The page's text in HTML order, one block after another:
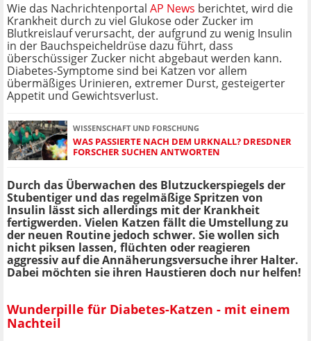
Wie das Nachrichtenportal AP News berichtet, wird die
Krankheit durch zu viel Glukose oder Zucker im
Blutkreislauf verursacht, der aufgrund zu wenig Insulin
in der Bauchspeicheldrüse dazu führt, dass
überschüssiger Zucker nicht abgebaut werden kann.
Diabetes-Symptome sind bei Katzen vor allem
übermäßiges Urinieren, extremer Durst, gesteigerter
Appetit und Gewichtsverlust.
WISSENSCHAFT UND FORSCHUNG
WAS PASSIERTE NACH DEM URKNALL? DRESDNER
FORSCHER SUCHEN ANTWORTEN
Durch das Überwachen des Blutzuckerspiegels der
Stubentiger und das regelmäßige Spritzen von
Insulin lässt sich allerdings mit der Krankheit
fertigwerden. Vielen Katzen fällt die Umstellung zu
der neuen Routine jedoch schwer. Sie wollen sich
nicht piksen lassen, flüchten oder reagieren
aggressiv auf die Annäherungsversuche ihrer Halter.
Dabei möchten sie ihren Haustieren doch nur helfen!
Wunderpille für Diabetes-Katzen - mit einem
Nachteil